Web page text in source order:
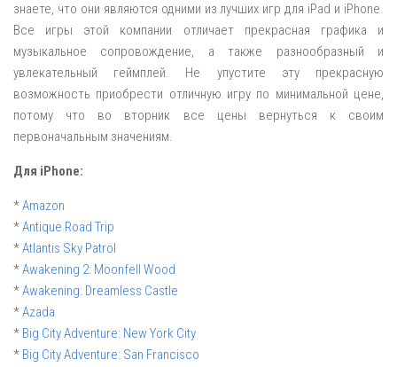
знаете, что они являются одними из лучших игр для iPad и iPhone.
Все игры этой компании отличает прекрасная графика и
музыкальное сопровождение, а также разнообразный и
увлекательный геймплей. Не упустите эту прекрасную
возможность приобрести отличную игру по минимальной цене,
потому что во вторник все цены вернуться к своим
первоначальным значениям.
Для iPhone:
*Amazon
*Antique Road Trip
*Atlantis Sky Patrol
*Awakening 2: Moonfell Wood
*Awakening: Dreamless Castle
*Azada
* Big City Adventure: New York City
* Big City Adventure: San Francisco